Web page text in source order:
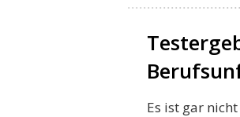
Es ist gar